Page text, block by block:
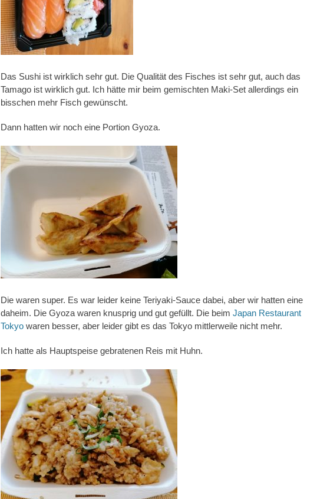
Das Sushi ist wirklich sehr gut. Die Qualität des Fisches ist sehr gut, auch das
Tamago ist wirklich gut. Ich hätte mir beim gemischten Maki-Set allerdings ein
bisschen mehr Fisch gewünscht.
Dann hatten wir noch eine Portion Gyoza.
Die waren super. Es war leider keine Teriyaki-Sauce dabei, aber wir hatten eine
daheim. Die Gyoza waren knusprig und gut gefüllt. Die beim Japan Restaurant
Tokyo waren besser, aber leider gibt es das Tokyo mittlerweile nicht mehr.
Ich hatte als Hauptspeise gebratenen Reis mit Huhn.